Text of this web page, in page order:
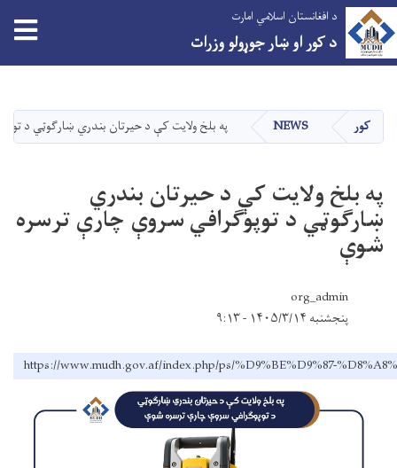
دانګل
د افغانستان اسلامي امارت
د کور او ښار جوړولو وزرات
کور NEWS په بلخ ولایت کې د حیرتان بندري ښارګوټي د
په بلخ ولایت کې د حیرتان بندري
ښارګوټي د توپوګرافي سروې چارې ترسره
شوې
org_admin
پنجشنبه ۱۴۰۵/۳/۱۴ - ۹:۱۳
https://www.mudh.gov.af/index.php/ps/%D9%BE%D9%87-